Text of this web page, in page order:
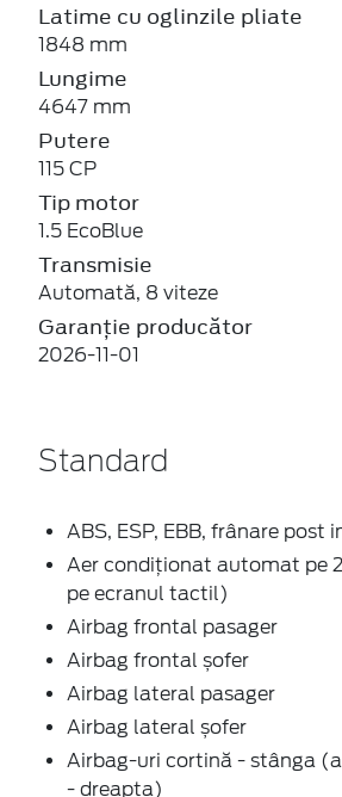
Latime cu oglinzile pliate
1848 mm
Lungime
4647 mm
Putere
115 CP
Tip motor
1.5 EcoBlue
Transmisie
Automată, 8 viteze
Garanție producător
2026-11-01
Standard
ABS, ESP, EBB, frânare post
Aer condiționat automat pe
pe ecranul tactil)
Airbag frontal pasager
Airbag frontal șofer
Airbag lateral pasager
Airbag lateral șofer
Airbag-uri cortină - stânga
- dreapta)